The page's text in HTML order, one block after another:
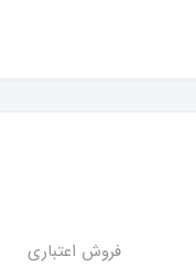
فروش اعتباری